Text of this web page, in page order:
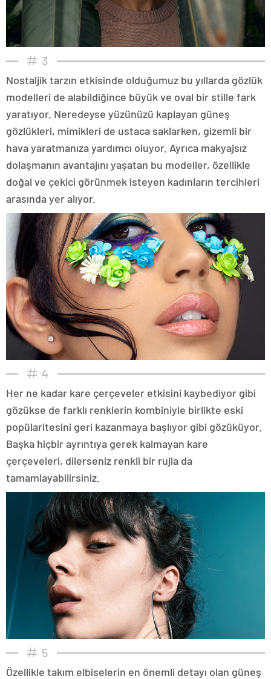
3
Nostaljik tarzın etkisinde olduğumuz bu yıllarda gözlük
modelleri de alabildiğince büyük ve oval bir stille fark
yaratıyor. Neredeyse yüzünüzü kaplayan güneş
gözlükleri, mimikleri de ustaca saklarken, gizemli bir
hava yaratmanıza yardımcı oluyor. Ayrıca makyajsız
dolaşmanın avantajını yaşatan bu modeller, özellikle
doğal ve çekici görünmek isteyen kadınların tercihleri
arasında yer alıyor.
4
Her ne kadar kare çerçeveler etkisini kaybediyor gibi
gözükse de farklı renklerin kombiniyle birlikte eski
popülaritesini geri kazanmaya başlıyor gibi gözüküyor.
Başka hiçbir ayrıntıya gerek kalmayan kare
çerçeveleri, dilerseniz renkli bir rujla da
tamamlayabilirsiniz.
5
Özellikle takım elbiselerin en önemli detayı olan güneş